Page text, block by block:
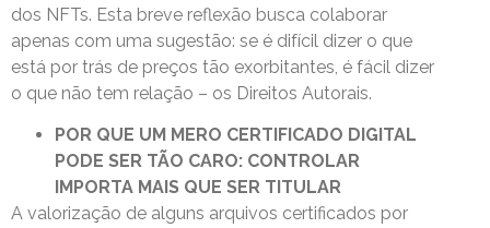
dos NFTs. Esta breve reflexão busca colaborar
apenas com uma sugestão: se é difícil dizer o que
está por trás de preços tão exorbitantes, é fácil dizer
o que não tem relação – os Direitos Autorais.
POR QUE UM MERO CERTIFICADO DIGITAL
PODE SER TÃO CARO: CONTROLAR
IMPORTA MAIS QUE SER TITULAR
A valorização de alguns arquivos certificados por